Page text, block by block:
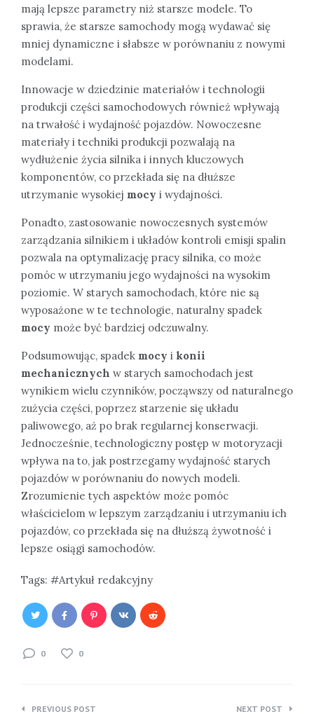
mają lepsze parametry niż starsze modele. To
sprawia, że starsze samochody mogą wydawać się
mniej dynamiczne i słabsze w porównaniu z nowymi
modelami.
Innowacje w dziedzinie materiałów i technologii
produkcji części samochodowych również wpływają
na trwałość i wydajność pojazdów. Nowoczesne
materiały i techniki produkcji pozwalają na
wydłużenie życia silnika i innych kluczowych
komponentów, co przekłada się na dłuższe
utrzymanie wysokiej mocy i wydajności.
Ponadto, zastosowanie nowoczesnych systemów
zarządzania silnikiem i układów kontroli emisji spalin
pozwala na optymalizację pracy silnika, co może
pomóc w utrzymaniu jego wydajności na wysokim
poziomie. W starych samochodach, które nie są
wyposażone w te technologie, naturalny spadek
mocy może być bardziej odczuwalny.
Podsumowując, spadek mocy i konii
mechanicznych w starych samochodach jest
wynikiem wielu czynników, począwszy od naturalnego
zużycia części, poprzez starzenie się układu
paliwowego, aż po brak regularnej konserwacji.
Jednocześnie, technologiczny postęp w motoryzacji
wpływa na to, jak postrzegamy wydajność starych
pojazdów w porównaniu do nowych modeli.
Zrozumienie tych aspektów może pomóc
właścicielom w lepszym zarządzaniu i utrzymaniu ich
pojazdów, co przekłada się na dłuższą żywotność i
lepsze osiągi samochodów.
Tags: Artykuł redakcyjny
0 0
Nawigacja
PREVIOUS POST NEXT POST